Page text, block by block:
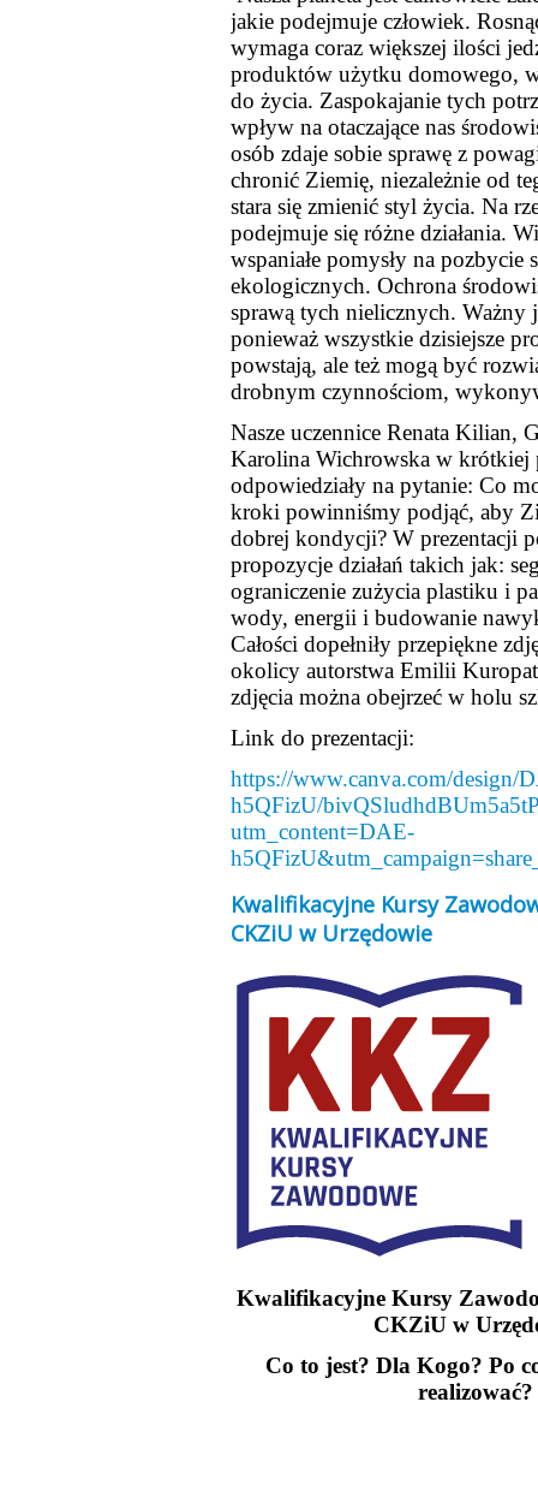
jakie podejmuje człowiek.
wymaga coraz większej ilości
produktów użytku domowego,
do życia. Zaspokajanie tych
wpływ na otaczające nas
osób zdaje sobie sprawę z
chronić Ziemię, niezależnie od
stara się zmienić styl życia. Na
podejmuje się różne działania.
wspaniałe pomysły na pozbycie
ekologicznych. Ochrona
sprawą tych nielicznych. Ważny
ponieważ wszystkie dzisiejsze
powstają, ale też mogą być
drobnym czynnościom,
Nasze uczennice Renata Kilian,
Karolina Wichrowska w krótkiej
odpowiedziały na pytanie: Co
kroki powinniśmy podjąć, aby
dobrej kondycji? W prezentacji
propozycje działań takich jak:
ograniczenie zużycia plastiku i
wody, energii i budowanie
Całości dopełniły przepiękne
okolicy autorstwa Emilii
zdjęcia można obejrzeć w holu
Link do prezentacji:
https://www.canva.com/design/
h5QFizU/
utm_content=DAE-
Kwalifikacyjne Kursy
CKZiU w Urzędowie
Kwalifikacyjne Kursy
CKZiU w
Co to jest? Dla Kogo? Po
realizować?